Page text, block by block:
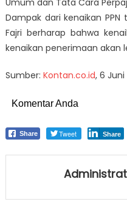
Dampak dari kenaikan
Fajri berharap bahwa
kenaikan penerimaan akan
Sumber: Kontan.co.id, 6 Juni
Komentar Anda
Share Tweet Share